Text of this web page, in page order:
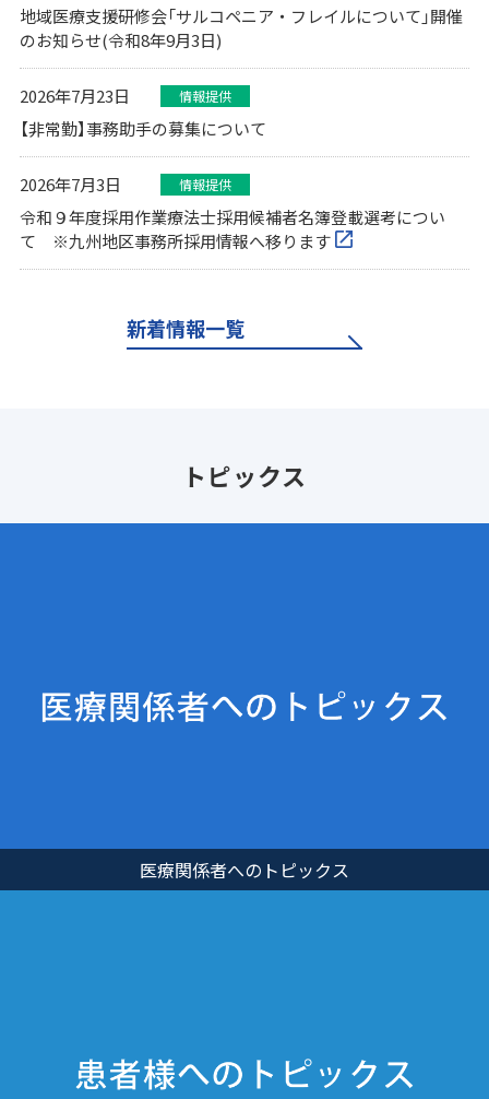
地域医療支援研修会「サルコペニア・フレイルについて」開催
のお知らせ(令和8年9月3日)
2026年7月23日 情報提供
【非常勤】事務助手の募集について
2026年7月3日 情報提供
令和９年度採用作業療法士採用候補者名簿登載選考につい
て ※九州地区事務所採用情報へ移ります
新着情報一覧
トピックス
医療関係者へのトピックス